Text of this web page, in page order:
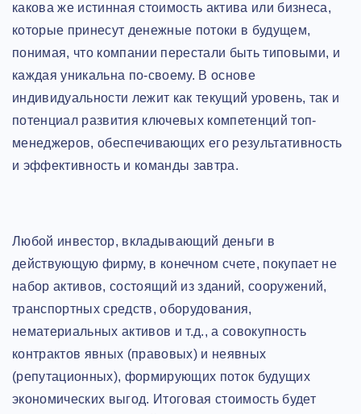
какова же истинная стоимость актива или бизнеса,
которые принесут денежные потоки в будущем,
понимая, что компании перестали быть типовыми, и
каждая уникальна по-своему. В основе
индивидуальности лежит как текущий уровень, так и
потенциал развития ключевых компетенций топ-
менеджеров, обеспечивающих его результативность
и эффективность и команды завтра.
Любой инвестор, вкладывающий деньги в
действующую фирму, в конечном счете, покупает не
набор активов, состоящий из зданий, сооружений,
транспортных средств, оборудования,
нематериальных активов и т.д., а совокупность
контрактов явных (правовых) и неявных
(репутационных), формирующих поток будущих
экономических выгод. Итоговая стоимость будет